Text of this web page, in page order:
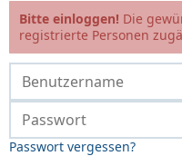
Bitte einloggen! Die
registrierte Personen
Passwort vergessen?